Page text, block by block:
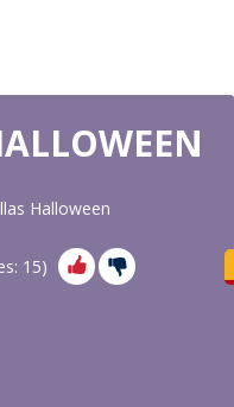
Halloween
15)